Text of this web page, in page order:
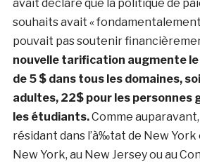
avait déclaré que la politique de
souhaits avait «
pouvait pas soutenir
nouvelle tarification augmente le
de 5 $ dans tous les domaines,
adultes, 22$ pour les personnes
les étudiants.Comme
résidant dans l’à‰tat de New York
New York, au New Jersey ou au